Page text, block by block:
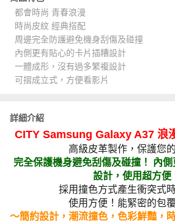
都會時尚 青春浪漫
時尚皮紋 經典搭配
周邊完全防護避免機身刮傷及碰撞
內側更有貼心的卡片插糟設計
一體成形，沒有過多繁複設計
可摺成立式，方便看影片
詳細介紹
CITY Samsung Galaxy A37 浪
高級皮革製作，保護您
完全保護機身避免刮傷及碰撞！ 內
設計，使用超方便
採用撞色方式產生衝突式
使用方便！能緊密的包
～簡約設計，潮流撞色，色彩鮮豔，